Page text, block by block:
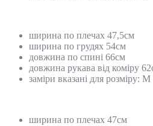
ширина по плечах 47,5см
ширина по грудях 54см
довжина по спині 66см
довжина рукава від коміру
заміри вказані для розміру: М
ширина по плечах 47см